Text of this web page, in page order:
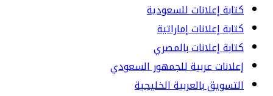
كتابة إعلانات للسعودية
كتابة إعلانات إماراتية
كتابة إعلانات بالمصري
إعلانات عربية للجمهور السعودي
التسويق بالعربية الخليجية